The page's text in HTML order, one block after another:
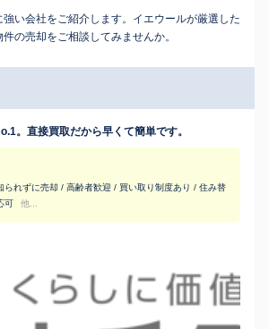
い会社をご紹介します。イエウールが厳選した
の売却をご相談してみませんか。
。直接買取だから早くて簡単です。
られずに売却 / 高齢者歓迎 / 買い取り制度あり / 住み替
可
他...